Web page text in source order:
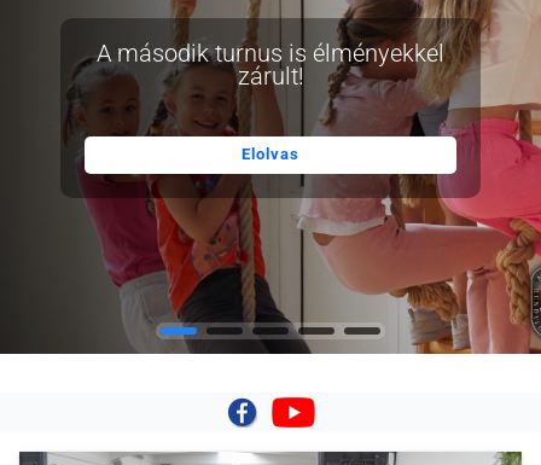
A második turnus is élményekkel
zárult!
Elolvas